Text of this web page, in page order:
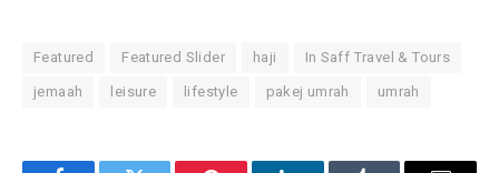
Featured Featured Slider haji In Saff Travel & Tours
jemaah leisure lifestyle pakej umrah umrah